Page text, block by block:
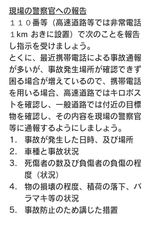
現場の警察官への報告
１１０番等（高速道路等では非常電話
１km おきに設置）で次のことを報告
し指示を受けましょう。
とくに、最近携帯電話による事故通報
が多いが、事故発生場所が確認できず
困る場合が増えているので、携帯電話
を用いる場合、高速道路ではキロポス
トを確認し、一般道路では付近の目標
物を確認し、その内容を現場の警察官
等に通報するようにしましょう。
事故が発生した日時、及び場所
車種と事故状況
死傷者の数及び負傷者の負傷の程
度（状況）
物の損壊の程度、積荷の落下、バ
ラマキ等の状況
事故防止のため講じた措置